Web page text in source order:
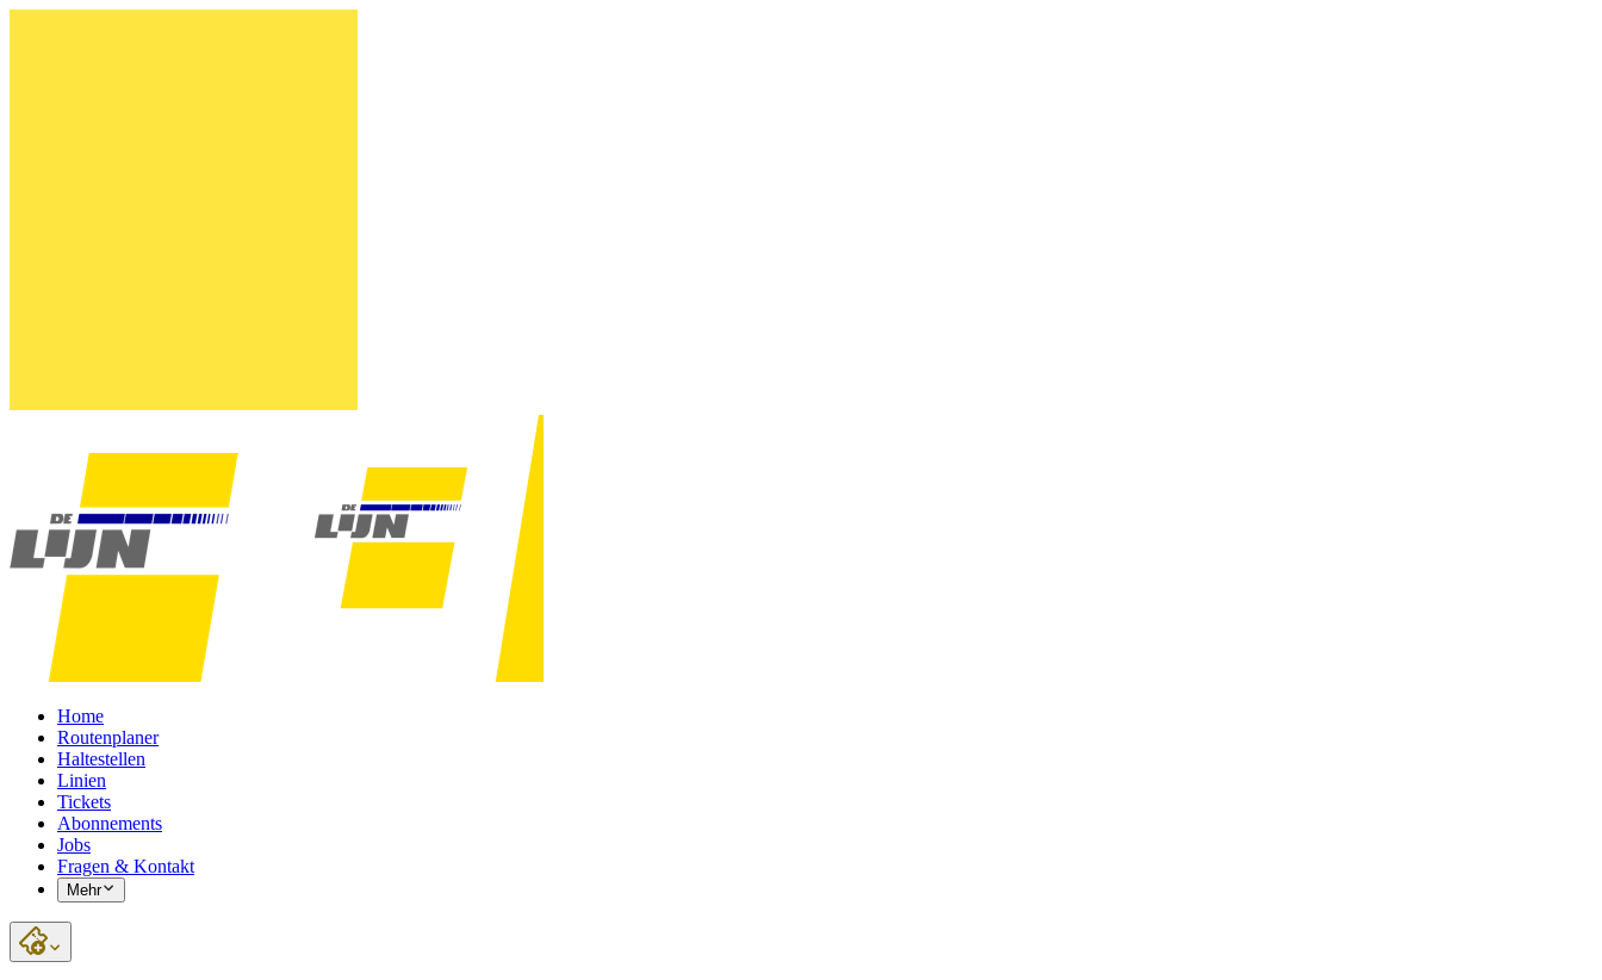
Home
Routenplaner
Haltestellen
Linien
Tickets
Abonnements
Jobs
Fragen & Kontakt
Mehr